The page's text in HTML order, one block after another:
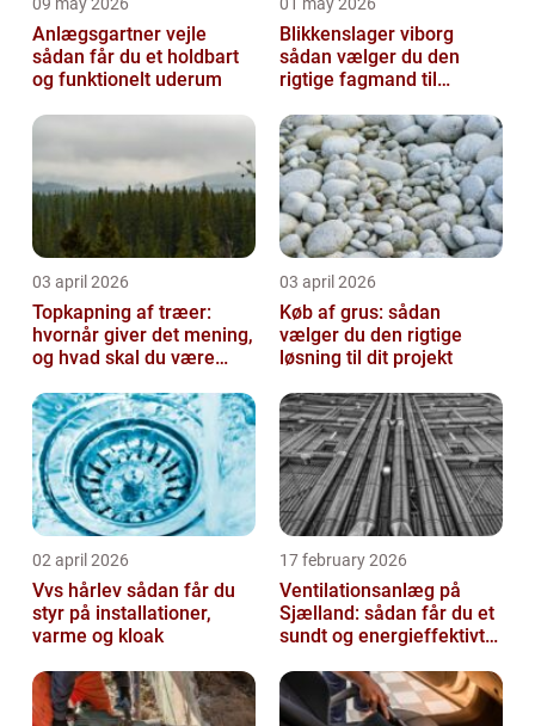
Anlægsgartner vejle
sådan får du et holdbart
og funktionelt uderum
Blikkenslager viborg
sådan vælger du den
rigtige fagmand til
03 april 2026
Topkapning af træer:
hvornår giver det mening,
og hvad skal du være
03 april 2026
Køb af grus: sådan
vælger du den rigtige
løsning til dit projekt
02 april 2026
Vvs hårlev sådan får du
styr på installationer,
varme og kloak
17 february 2026
Ventilationsanlæg på
Sjælland: sådan får du et
sundt og energieffektivt